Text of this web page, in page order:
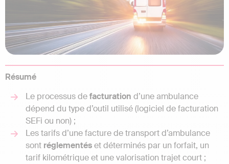
Résumé
Le processus defacturation d’une ambulance
dépend du type d’outil utilisé (logiciel de facturation
SEFi ou non) ;
Les tarifs d’une facture de transport d’ambulance
sont réglementéset déterminés par un forfait, un
tarif kilométrique et une valorisation trajet court ;